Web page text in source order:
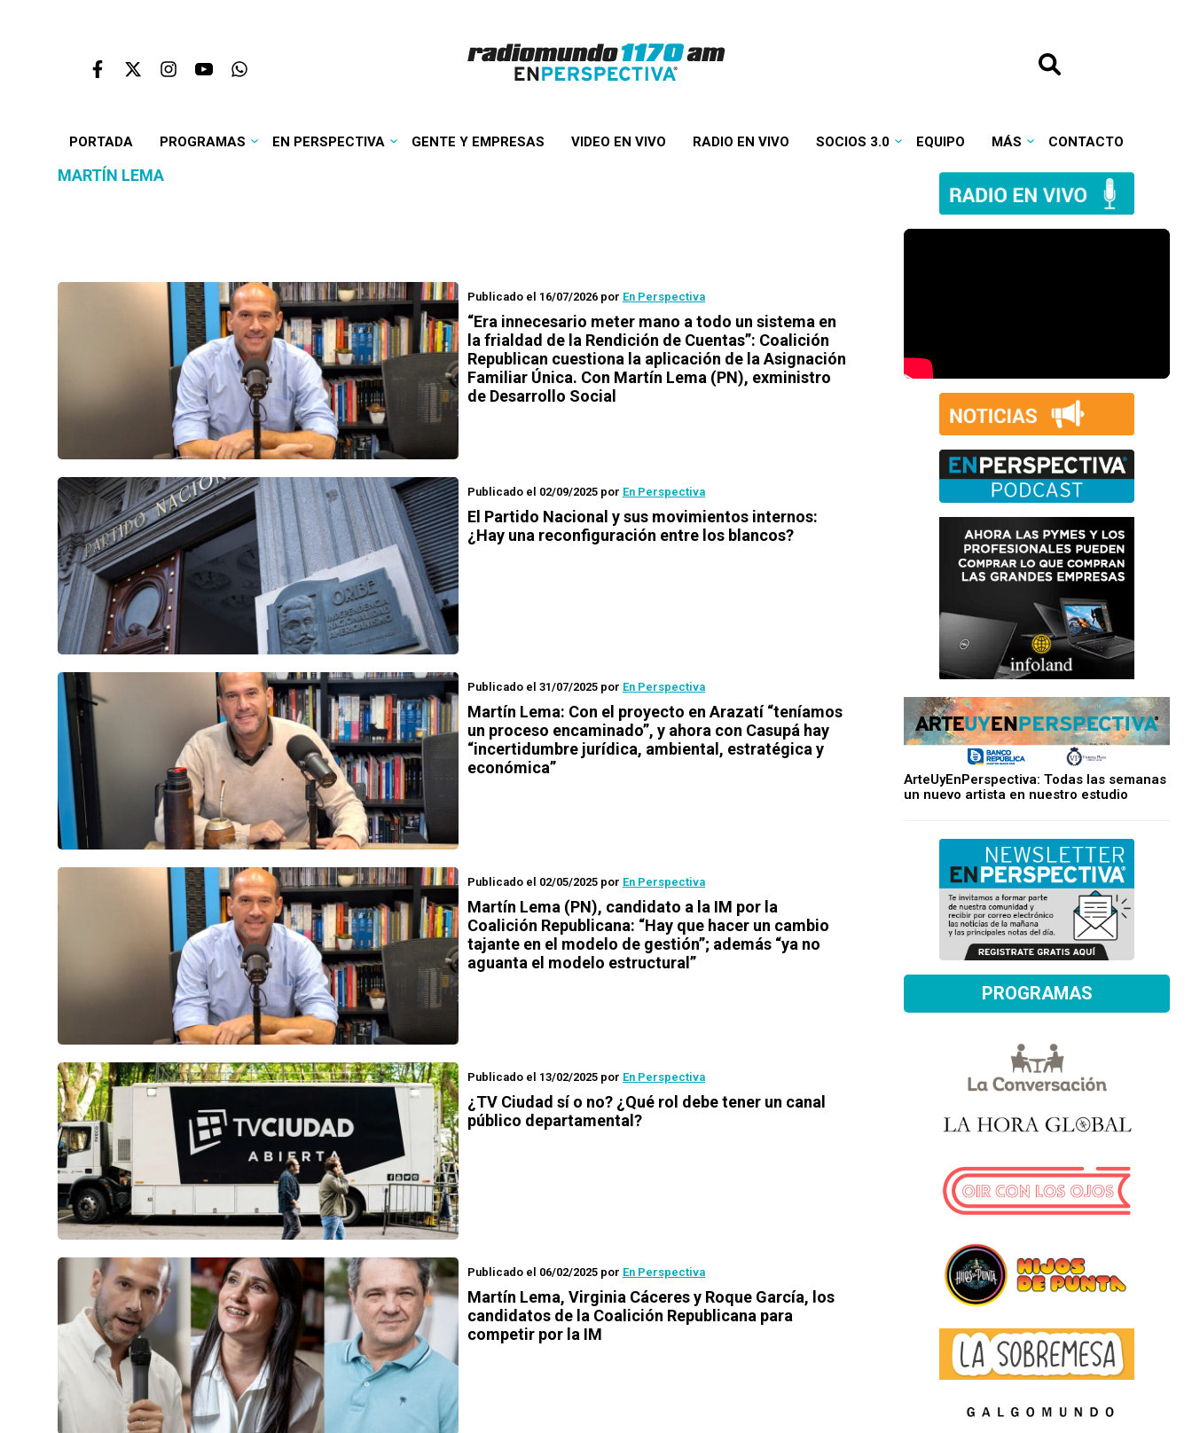
PORTADA PROGRAMAS EN PERSPECTIVA GENTE Y EMPRESAS VIDEO EN VIVO RADIO EN VIVO SOCIOS 3.0 EQUIPO MÁS CONTACTO
MARTÍN LEMA
Publicado el 16/07/2026 por En Perspectiva
“Era innecesario meter mano a todo un sistema en
la frialdad de la Rendición de Cuentas”: Coalición
Republican cuestiona la aplicación de la Asignación
Familiar Única. Con Martín Lema (PN), exministro
de Desarrollo Social
Publicado el 02/09/2025 por En Perspectiva
El Partido Nacional y sus movimientos internos:
¿Hay una reconfiguración entre los blancos?
Publicado el 31/07/2025 por En Perspectiva
Martín Lema: Con el proyecto en Arazatí “teníamos
un proceso encaminado”, y ahora con Casupá hay
“incertidumbre jurídica, ambiental, estratégica y
económica”
Publicado el 02/05/2025 por En Perspectiva
Martín Lema (PN), candidato a la IM por la
Coalición Republicana: “Hay que hacer un cambio
tajante en el modelo de gestión”; además “ya no
aguanta el modelo estructural”
Publicado el 13/02/2025 por En Perspectiva
¿TV Ciudad sí o no? ¿Qué rol debe tener un canal
público departamental?
Publicado el 06/02/2025 por En Perspectiva
Martín Lema, Virginia Cáceres y Roque García, los
candidatos de la Coalición Republicana para
competir por la IM
ArteUyEnPerspectiva: Todas las semanas
un nuevo artista en nuestro estudio
PROGRAMAS